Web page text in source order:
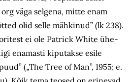
väga selgena, mitte enam
olid selle mähkinud” (lk 238).
ei ole Patrick White ühe-
enamasti kiputakse esile
(„The Tree of Man”, 1955; e.